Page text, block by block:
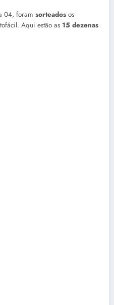
04, foram sorteados os
Aqui estão as 15 dezenas